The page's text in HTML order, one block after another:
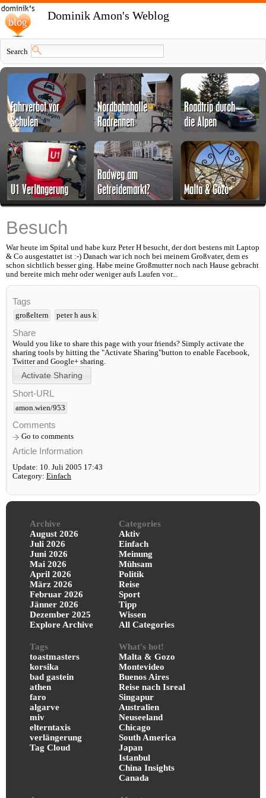
Dominik Amon's Weblog
Search
Besuch
War heute im Spital und habe kurz Peter H besucht, der dort bestens mit Laptop
& Co ausgestattet ist :-) Danach war ich noch bei meinem Großvater, dem es
schon sichtlich besser ging. Habe meine Großmutter noch nach Hause gebracht
und bereite mich mehr oder weniger aufs Laufen vor...
Tags
großeltern peter h aus k
Share
Would you like to share this page with your friends? Simply activate the
sharing tools by hitting the "Activate Sharing"button to enable Facebook,
Twitter and Google+ sharing.
Short-URL
amon.wien/953
Comments
Go to comments
Article Information
Update: 10. Juli 2005 17:43
Category: Einfach
Archive
August 2026
Juli 2026
Juni 2026
Mai 2026
April 2026
März 2026
Februar 2026
Jänner 2026
Dezember 2025
Explore Archive
Categories
Aktiv
Einfach
Meinung
Mühsam
Politik
Reise
Sport
Tipp
Wissen
All Categories
Tags
toastmasters
korsika
bad gastein
athen
faro
algarve
miv
elterntaxis
verlängerung
Tag Cloud
What's hot!
Malta & Gozo
Montevideo
Buenos Aires
Reise nach Isreal
Singapur
Australien
Neuseeland
Chicago
South America
Japan
Istanbul
China Insights
Canada